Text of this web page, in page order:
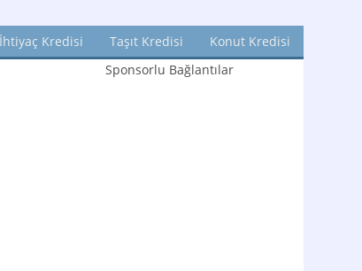
İhtiyaç Kredisi Taşıt Kredisi Konut Kredisi
Sponsorlu Bağlantılar